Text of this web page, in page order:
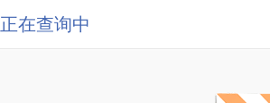
正在查询中